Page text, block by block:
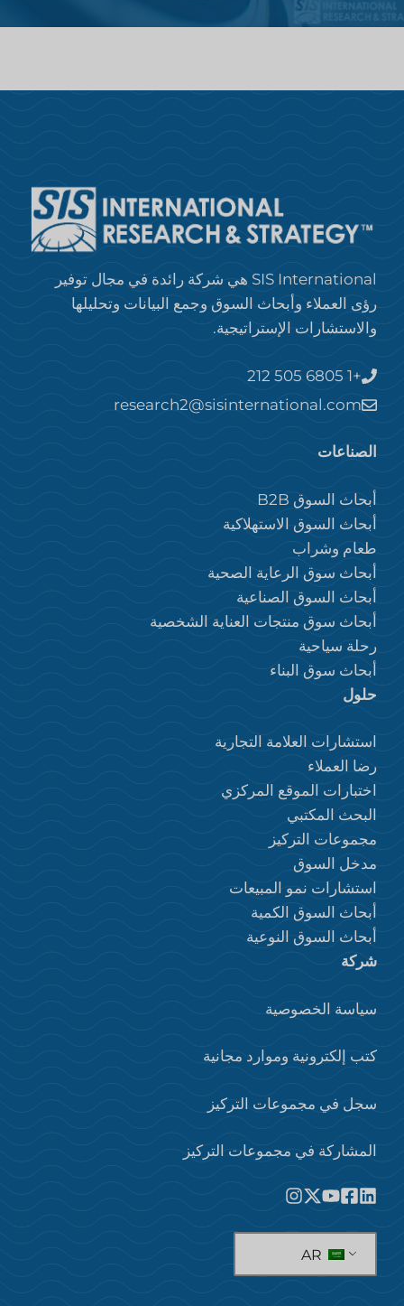
SIS International هي شركة رائدة في مجال توفير
رؤى العملاء وأبحاث السوق وجمع البيانات وتحليلها
والاستشارات الإستراتيجية.
+1 212 505 6805
research2@sisinternational.com
الصناعات
أبحاث السوق B2B
أبحاث السوق الاستهلاكية
طعام وشراب
أبحاث سوق الرعاية الصحية
أبحاث السوق الصناعية
أبحاث سوق منتجات العناية الشخصية
رحلة سياحية
أبحاث سوق البناء
حلول
استشارات العلامة التجارية
رضا العملاء
اختبارات الموقع المركزي
البحث المكتبي
مجموعات التركيز
مدخل السوق
استشارات نمو المبيعات
أبحاث السوق الكمية
أبحاث السوق النوعية
شركة
سياسة الخصوصية
كتب إلكترونية وموارد مجانية
سجل في مجموعات التركيز
المشاركة في مجموعات التركيز